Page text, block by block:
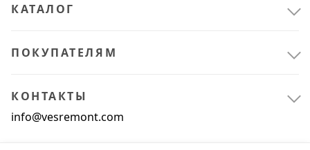
Лестницы 16
Строительное оборудование 1
КАТАЛОГ
ПОКУПАТЕЛЯМ
КОНТАКТЫ
info@vesremont.com